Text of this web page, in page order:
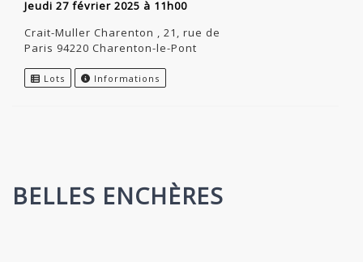
jeudi 27 février 2025 à 11h00
Crait-Muller Charenton , 21, rue de
Paris 94220 Charenton-le-Pont
Lots Informations
BELLES ENCHÈRES